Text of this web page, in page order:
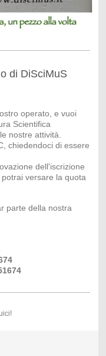
di DiSciMuS
operato, e vuoi
Scientifica
nostre attività.
chiedendoci di essere
dell'iscrizione
versare la quota
parte della nostra